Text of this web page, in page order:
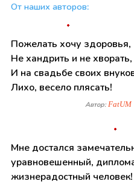
От наших авторов:
Пожелать хочу здоровья,
Не хандрить и не хворать,
И на свадьбе своих
Лихо, весело плясать!
Автор: FatUM
Мне достался
уравновешенный,
жизнерадостный